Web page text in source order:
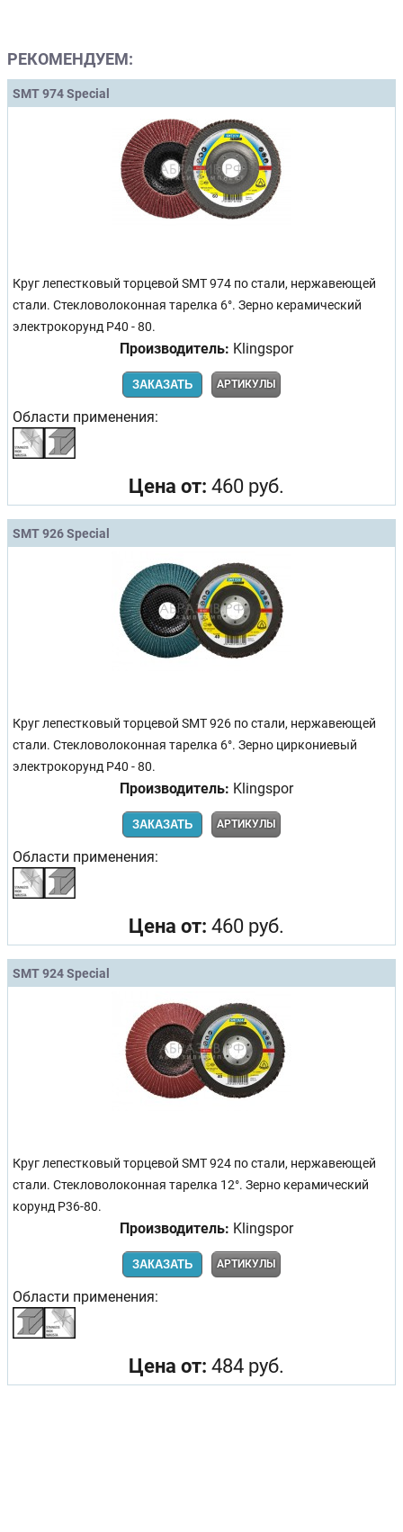
РЕКОМЕНДУЕМ:
SMT 974 Special
Круг лепестковый торцевой SMT 974 по стали, нержавеющей
стали. Стекловолоконная тарелка 6°. Зерно керамический
электрокорунд Р40 - 80.
Производитель: Klingspor
ЗАКАЗАТЬ АРТИКУЛЫ
Области применения:
Цена от: 460 руб.
SMT 926 Special
Круг лепестковый торцевой SMT 926 по стали, нержавеющей
стали. Стекловолоконная тарелка 6°. Зерно циркониевый
электрокорунд Р40 - 80.
Производитель: Klingspor
ЗАКАЗАТЬ АРТИКУЛЫ
Области применения:
Цена от: 460 руб.
SMT 924 Special
Круг лепестковый торцевой SMT 924 по стали, нержавеющей
стали. Стекловолоконная тарелка 12°. Зерно керамический
корунд Р36-80.
Производитель: Klingspor
ЗАКАЗАТЬ АРТИКУЛЫ
Области применения:
Цена от: 484 руб.